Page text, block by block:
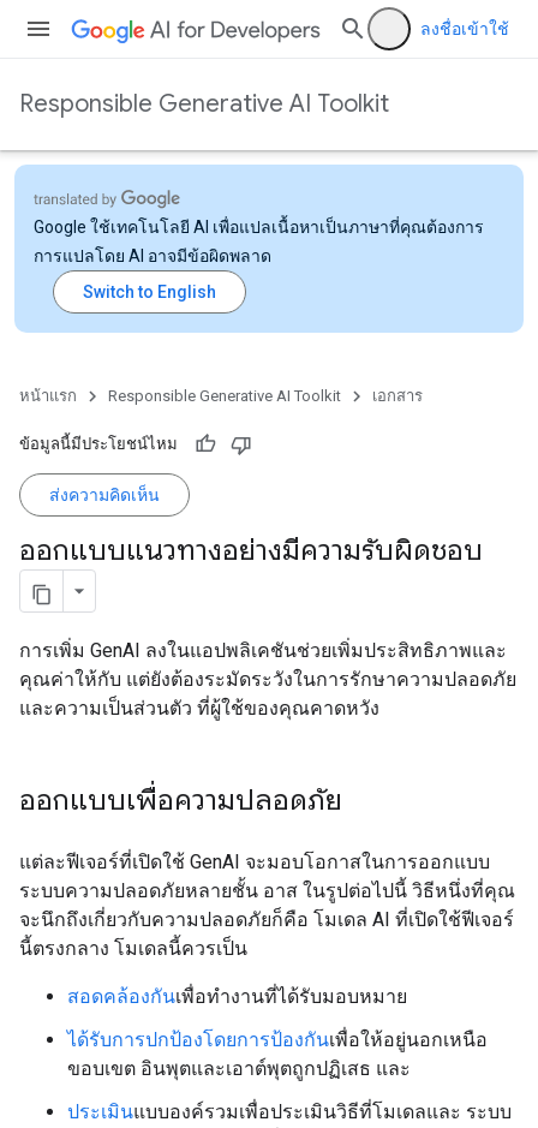
ลงชื่อเข้าใช้
Responsible Generative AI Toolkit
Google ใช้เทคโนโลยี AI เพื่อแปลเนื้อหาเป็นภาษาที่คุณต้องการ
การแปลโดย AI อาจมีข้อผิดพลาด
หน้าแรก Responsible Generative AI Toolkit เอกสาร
ข้อมูลนี้มีประโยชน์ไหม
ส่งความคิดเห็น
ออกแบบแนวทางอย่างมีความรับผิดชอบ
การเพิ่ม GenAI ลงในแอปพลิเคชันช่วยเพิ่มประสิทธิภาพและ
คุณค่าให้กับ แต่ยังต้องระมัดระวังในการรักษาความปลอดภัย
และความเป็นส่วนตัว ที่ผู้ใช้ของคุณคาดหวัง
ออกแบบเพื่อความปลอดภัย
แต่ละฟีเจอร์ที่เปิดใช้ GenAI จะมอบโอกาสในการออกแบบ
ระบบความปลอดภัยหลายชั้น อาส ในรูปต่อไปนี้ วิธีหนึ่งที่คุณ
จะนึกถึงเกี่ยวกับความปลอดภัยก็คือ โมเดล AI ที่เปิดใช้ฟีเจอร์
นี้ตรงกลาง โมเดลนี้ควรเป็น
สอดคล้องกันเพื่อทำงานที่ได้รับมอบหมาย
ได้รับการปกป้องโดยการป้องกันเพื่อให้อยู่นอกเหนือ
ขอบเขต อินพุตและเอาต์พุตถูกปฏิเสธ และ
ประเมินแบบองค์รวมเพื่อประเมินวิธีที่โมเดลและ ระบบ